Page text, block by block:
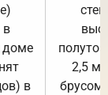
в
доме
в
2,5 м
брусом